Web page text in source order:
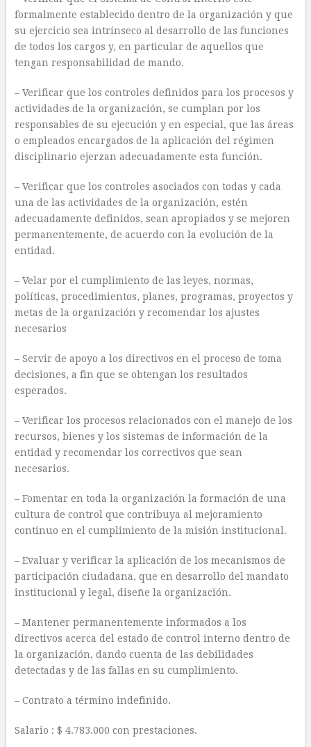
formalmente establecido dentro de la organización y que
su ejercicio sea intrínseco al desarrollo de las funciones
de todos los cargos y, en particular de aquellos que
tengan responsabilidad de mando.
– Verificar que los controles definidos para los procesos y
actividades de la organización, se cumplan por los
responsables de su ejecución y en especial, que las áreas
o empleados encargados de la aplicación del régimen
disciplinario ejerzan adecuadamente esta función.
– Verificar que los controles asociados con todas y cada
una de las actividades de la organización, estén
adecuadamente definidos, sean apropiados y se mejoren
permanentemente, de acuerdo con la evolución de la
entidad.
– Velar por el cumplimiento de las leyes, normas,
políticas, procedimientos, planes, programas, proyectos y
metas de la organización y recomendar los ajustes
necesarios
– Servir de apoyo a los directivos en el proceso de toma
decisiones, a fin que se obtengan los resultados
esperados.
– Verificar los procesos relacionados con el manejo de los
recursos, bienes y los sistemas de información de la
entidad y recomendar los correctivos que sean
necesarios.
– Fomentar en toda la organización la formación de una
cultura de control que contribuya al mejoramiento
continuo en el cumplimiento de la misión institucional.
– Evaluar y verificar la aplicación de los mecanismos de
participación ciudadana, que en desarrollo del mandato
institucional y legal, diseñe la organización.
– Mantener permanentemente informados a los
directivos acerca del estado de control interno dentro de
la organización, dando cuenta de las debilidades
detectadas y de las fallas en su cumplimiento.
– Contrato a término indefinido.
Salario : $ 4.783.000 con prestaciones.